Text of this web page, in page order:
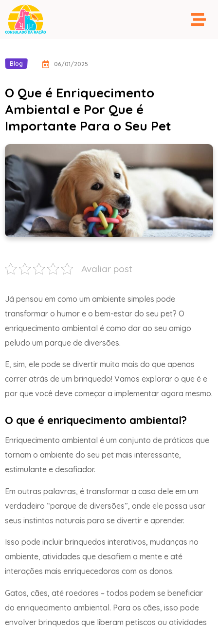
Blog 06/01/2025
O Que é Enriquecimento
Ambiental e Por Que é
Importante Para o Seu Pet
Avaliar post
Já pensou em como um ambiente simples pode
transformar o humor e o bem-estar do seu pet? O
enriquecimento ambiental é como dar ao seu amigo
peludo um parque de diversões.
E, sim, ele pode se divertir muito mais do que apenas
correr atrás de um brinquedo! Vamos explorar o que é e
por que você deve começar a implementar agora mesmo.
O que é enriquecimento ambiental?
Enriquecimento ambiental é um conjunto de práticas que
tornam o ambiente do seu pet mais interessante,
estimulante e desafiador.
Em outras palavras, é transformar a casa dele em um
verdadeiro “parque de diversões”, onde ele possa usar
seus instintos naturais para se divertir e aprender.
Isso pode incluir brinquedos interativos, mudanças no
ambiente, atividades que desafiem a mente e até
interações mais enriquecedoras com os donos.
Gatos, cães, até roedores – todos podem se beneficiar
do enriquecimento ambiental. Para os cães, isso pode
envolver brinquedos que liberam petiscos ou atividades